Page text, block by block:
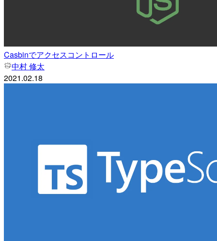
Casbinでアクセスコントロール
中村 修太
2021.02.18